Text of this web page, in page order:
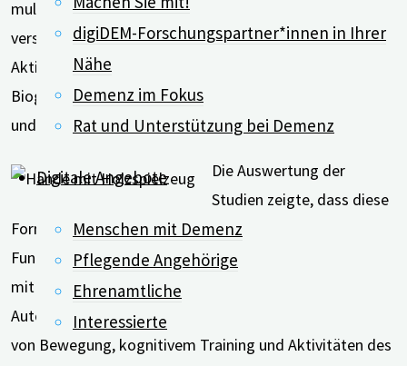
digiDEM-Forschungspartner*innen in Ihrer
Nähe
Demenz im Fokus
Rat und Unterstützung bei Demenz
Digitale Angebote
Menschen mit Demenz
Pflegende Angehörige
Ehrenamtliche
Interessierte
multimodalen Therapien enthielten Übungen aus
verschiedenen Bereichen, zum Beispiel Kognition,
Aktivitäten des täglichen Lebens, Bewegung,
Biografiearbeit, Kunst, Spiritualität, Gartenbau, Musik
und Handwerk.
Die Auswertung der
Studien zeigte, dass diese
Form der Behandlung die globalen, exekutiven
Funktionen und die Erinnerungsfähigkeit von Menschen
mit Demenz im Pflegeheimen verbessern kann. Die
Autor*innen empfehlen insbesondere die Kombination
von Bewegung, kognitivem Training und Aktivitäten des